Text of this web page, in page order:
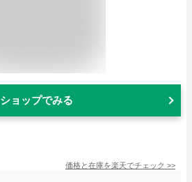
ショップでみる
価格と在庫を楽天でチェック >>